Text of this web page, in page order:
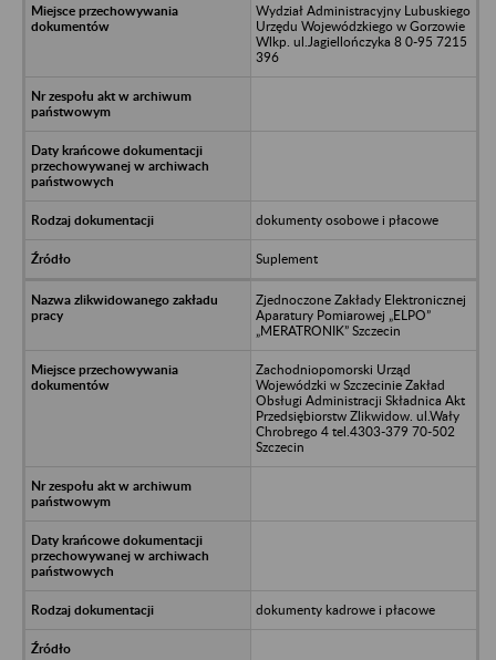
Wydział Administracyjny Lubuskiego
Urzędu Wojewódzkiego w Gorzowie
Wlkp. ul.Jagiellończyka 8 0-95 7215
396
dokumenty osobowe i płacowe
Suplement
Zjednoczone Zakłady Elektronicznej
Aparatury Pomiarowej „ELPO”
„MERATRONIK” Szczecin
Zachodniopomorski Urząd
Wojewódzki w Szczecinie Zakład
Obsługi Administracji Składnica Akt
Przedsiębiorstw Zlikwidow. ul.Wały
Chrobrego 4 tel.4303-379 70-502
Szczecin
dokumenty kadrowe i płacowe